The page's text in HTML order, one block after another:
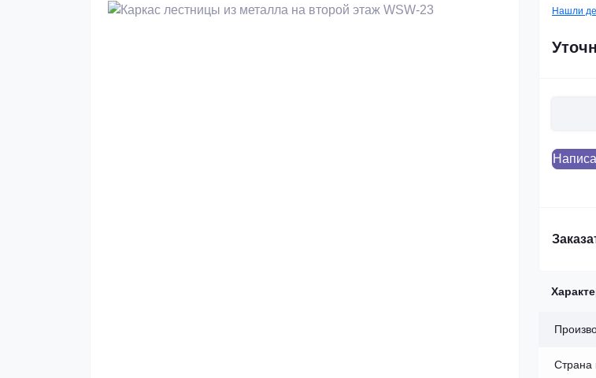
Нашли
Страна